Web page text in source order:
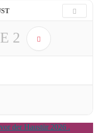
2
der Haustür 2026 .